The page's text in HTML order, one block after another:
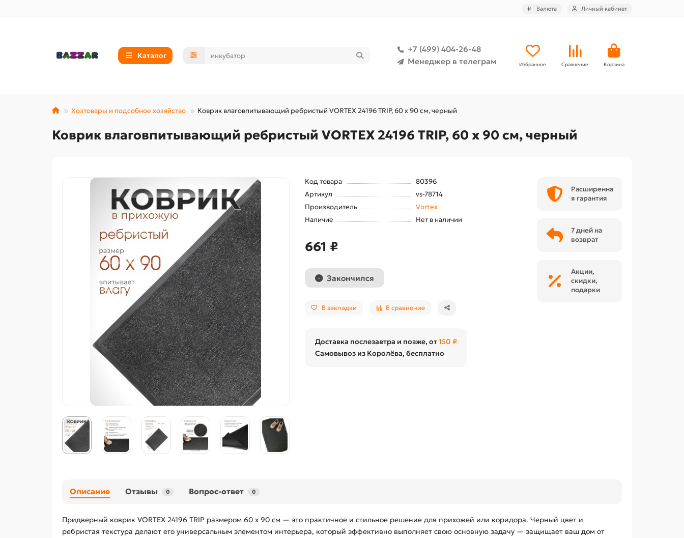
₽ Валюта Личный кабинет
Каталог
+7 (499) 404-26-48
Менеджер в телеграм
Избранное Сравнение Корзина
Хозтовары и подсобное хозяйство Коврик влаговпитывающий ребристый VORTEX 24196 TRIP, 60 х 90 см, черный
Коврик влаговпитывающий ребристый VORTEX 24196 TRIP, 60 х 90 см, черный
Код товара
80396
Артикул
vs-78714
Производитель
Vortex
Наличие
Нет в наличии
661 ₽
Закончился
В закладки В сравнение
Доставка послезавтра и позже, от150 ₽
Самовывоз из Королёва, бесплатно
Расширенна
я гарантия
7 дней на
возврат
Акции,
скидки,
подарки
Описание Отзывы 0 Вопрос-ответ 0
Придверный коврик VORTEX 24196 TRIP размером 60 х 90 см — это практичное и стильное решение для прихожей или коридора. Черный цвет и
ребристая текстура делают его универсальным элементом интерьера, который эффективно выполняет свою основную задачу — защищает ваш дом от